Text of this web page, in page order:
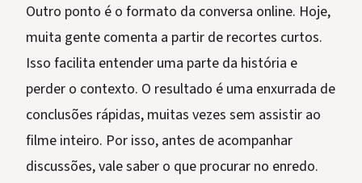
Outro ponto é o formato da conversa online. Hoje,
muita gente comenta a partir de recortes curtos.
Isso facilita entender uma parte da história e
perder o contexto. O resultado é uma enxurrada de
conclusões rápidas, muitas vezes sem assistir ao
filme inteiro. Por isso, antes de acompanhar
discussões, vale saber o que procurar no enredo.